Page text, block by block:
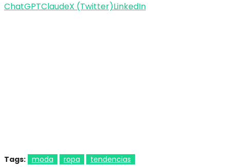
ChatGPTClaudeX (Twitter)LinkedIn
Tags: moda ropa tendencias